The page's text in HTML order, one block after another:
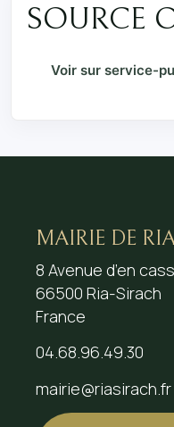
SOURCE
Voir sur service-
MAIRIE DE
8 Avenue d’en
66500 Ria-Sirach
France
04.68.96.49.30
mairie@riasirach.fr